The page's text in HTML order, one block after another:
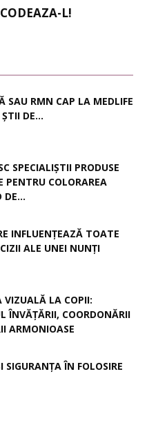
L!
SAU RMN CAP LA MEDLIFE
DE...
SPECIALIȘTII PRODUSE
PENTRU COLORAREA
DE...
INFLUENȚEAZĂ TOATE
ALE UNEI NUNȚI
VIZUALĂ LA COPII:
ÎNVĂȚĂRII, COORDONĂRII
ARMONIOASE
SIGURANȚA ÎN FOLOSIRE